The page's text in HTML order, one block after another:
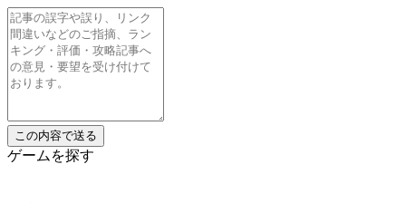
ゲームを探す